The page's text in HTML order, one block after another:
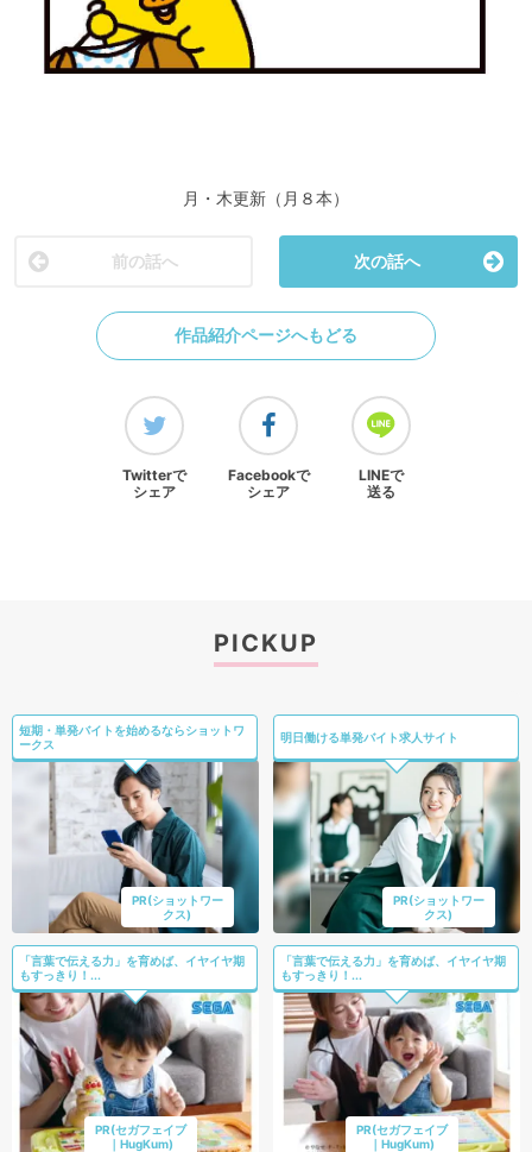
月・木更新（月８本）
前の話へ 次の話へ
作品紹介ページへもどる
Twitterで
シェア
Facebookで
シェア
LINEで
送る
PICKUP
短期・単発バイトを始めるならショットワ
ークス
PR(ショットワー
クス)
明日働ける単発バイト求人サイト
PR(ショットワー
クス)
「言葉で伝える力」を育めば、イヤイヤ期
もすっきり！...
PR(セガフェイブ
｜HugKum)
「言葉で伝える力」を育めば、イヤイヤ期
もすっきり！...
PR(セガフェイブ
｜HugKum)